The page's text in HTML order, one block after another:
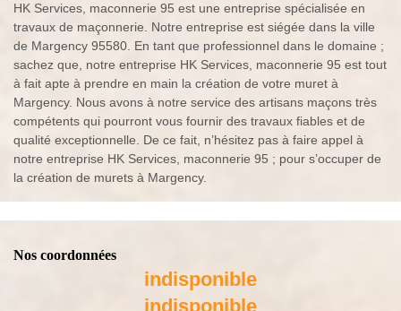
HK Services, maconnerie 95 est une entreprise spécialisée en
travaux de maçonnerie. Notre entreprise est siégée dans la ville
de Margency 95580. En tant que professionnel dans le domaine ;
sachez que, notre entreprise HK Services, maconnerie 95 est tout
à fait apte à prendre en main la création de votre muret à
Margency. Nous avons à notre service des artisans maçons très
compétents qui pourront vous fournir des travaux fiables et de
qualité exceptionnelle. De ce fait, n’hésitez pas à faire appel à
notre entreprise HK Services, maconnerie 95 ; pour s’occuper de
la création de murets à Margency.
Nos coordonnées
indisponible
indisponible